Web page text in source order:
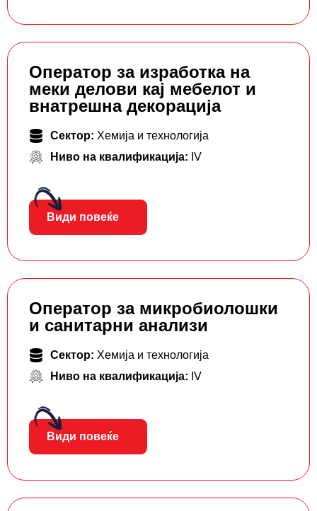
Оператор за изработка на
меки делови кај мебелот и
внатрешна декорација
Сектор: Хемија и технологија
Ниво на квалификација: IV
Види повеќе
Оператор за микробиолошки
и санитарни анализи
Сектор: Хемија и технологија
Ниво на квалификација: IV
Види повеќе